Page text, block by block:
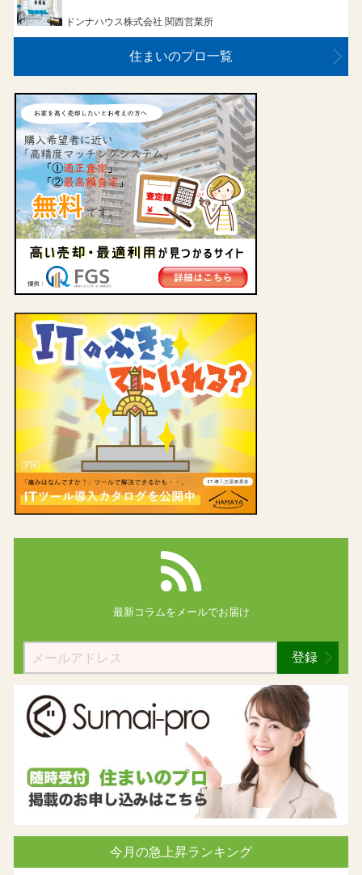
ドンナハウス株式会社 関西営業所
住まいのプロ一覧
最新コラムを メールでお届け
登録
今月の急上昇ランキング